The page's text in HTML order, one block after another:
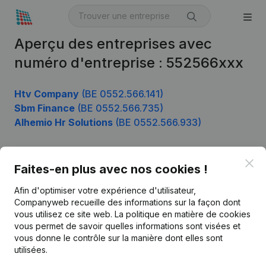
Aperçu des entreprises avec
numéro d'entreprise : 552566xxx
Htv Company (BE 0552.566.141)
Sbm Finance (BE 0552.566.735)
Alhemio Hr Solutions (BE 0552.566.933)
Faites-en plus avec nos cookies !
Afin d'optimiser votre expérience d'utilisateur,
Companyweb recueille des informations sur la façon dont
vous utilisez ce site web. La politique en matière de cookies
vous permet de savoir quelles informations sont visées et
vous donne le contrôle sur la manière dont elles sont
utilisées.
Français
Kantorenpark Everest
Produit
Informations d’entreprise
Monitoring
Recherche internationale